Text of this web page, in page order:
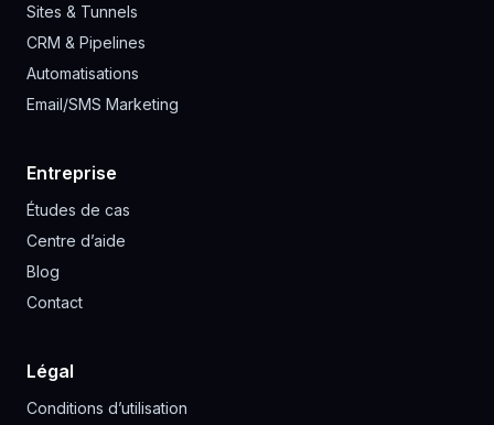
Sites & Tunnels
CRM & Pipelines
Automatisations
Email/SMS Marketing
Entreprise
Études de cas
Centre d’aide
Blog
Contact
Légal
Conditions d’utilisation